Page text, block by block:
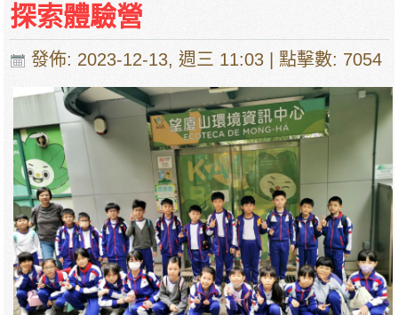
探索體驗營
發佈: 2023-12-13, 週三 11:03 | 點擊數: 7054